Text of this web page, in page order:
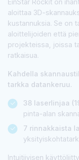
EinStar Rockit on
aloittaa 3D-
kustannuksia. Se on
aloittelijoiden että
projekteissa, joissa
ratkaisua.
Kahdella
tarkka datankeruu.
38 laserlinjaa
pinta-alan
7 rinnakkaista
Intuitiivisen